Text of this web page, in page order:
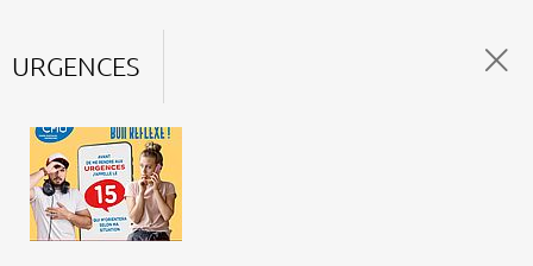
URGENCES